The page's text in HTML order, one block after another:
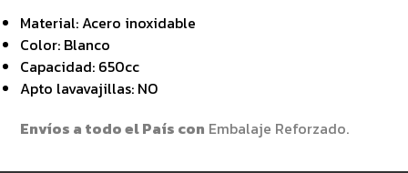
Material: Acero inoxidable
Color: Blanco
Capacidad: 650cc
Apto lavavajillas: NO
Envíos a todo el País con Embalaje Reforzado.